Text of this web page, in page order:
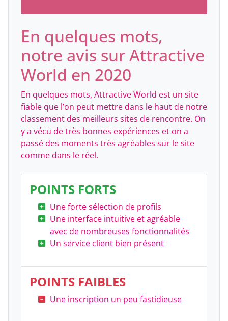
En quelques mots,
notre avis sur Attractive
World en 2020
En quelques mots, Attractive World est un site
fiable que l’on peut mettre dans le haut de notre
classement des meilleurs sites de rencontre. On
y a vécu de très bonnes expériences et on a
passé des moments très agréables sur le site
comme dans le réel.
POINTS FORTS
Une forte sélection de profils
Une interface intuitive et agréable
avec de nombreuses fonctionnalités
Un service client bien présent
POINTS FAIBLES
Une inscription un peu fastidieuse